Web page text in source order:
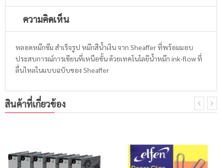
ความคิดเห็น
หลอดหมึกซึม สำเร็จรูป หมึกสีน้ำเงิน จาก Sheaffer ที่พร้อมมอบ
ประสบการณ์การเขียนที่เหนือขั้น ด้วยเทคโนโลยีน้ำหมึก ink-flow ที่
ลื่นไหลในแบบฉบับของ Sheaffer
สินค้าที่เกี่ยวข้อง